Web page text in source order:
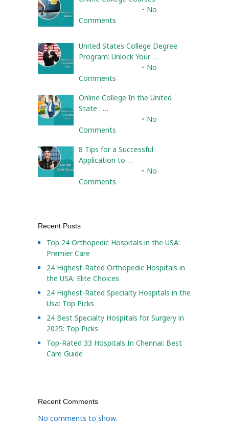
No
Comments
United States College Degree
Program: Unlock Your …
No
Comments
Online College In the United
State : …
No
Comments
8 Tips for a Successful
Application to …
No
Comments
Recent Posts
Top 24 Orthopedic Hospitals in the USA:
Premier Care
24 Highest-Rated Orthopedic Hospitals in
the USA: Elite Choices
24 Highest-Rated Specialty Hospitals in the
Usa: Top Picks
24 Best Specialty Hospitals for Surgery in
2025: Top Picks
Top-Rated 33 Hospitals In Chennai: Best
Care Guide
Recent Comments
No comments to show.